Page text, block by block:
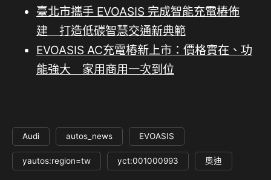
臺北市攜手 EVOASIS 完成智能充電樁佈
建 打造低碳智慧交通新典範
EVOASIS AC充電樁新上市：價格實在、功
能強大 家用商用一次到位
Audi autos_news EVOASIS
yautos:region=tw yct:001000993 奧迪